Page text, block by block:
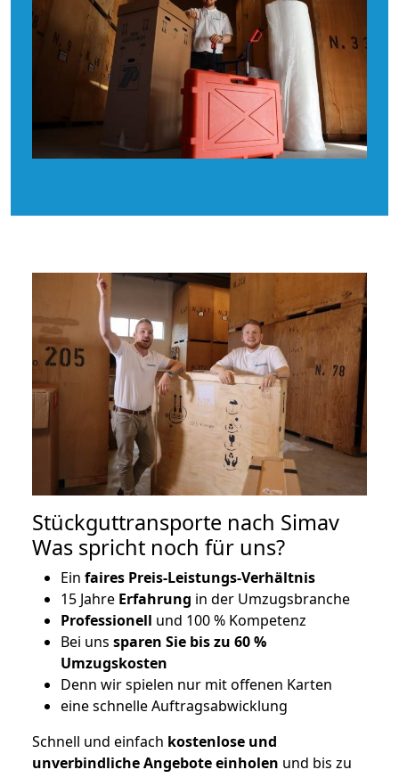
Stückguttransporte nach Simav
Was spricht noch für uns?
Ein faires Preis-Leistungs-Verhältnis
15 Jahre Erfahrung in der Umzugsbranche
Professionell und 100 % Kompetenz
Bei uns sparen Sie bis zu 60 %
Umzugskosten
Denn wir spielen nur mit offenen Karten
eine schnelle Auftragsabwicklung
Schnell und einfach kostenlose und
unverbindliche Angebote einholen und bis zu